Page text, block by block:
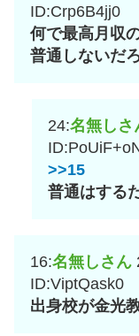
ID:Crp6B4jj0
何で最高月収
普通しないだ
24:名無しさ
>>15
普通はする
16:名無しさん
ID:ViptQask0
出身校が金光